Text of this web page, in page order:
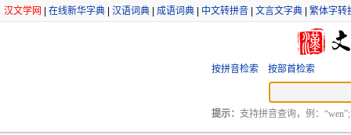
汉文学网 在线新华字典 汉语词典 成语词典 中文转拼音 文言文字典 繁体字转
按拼音检索 按部首检索
提示： 支持拼音查询，例：